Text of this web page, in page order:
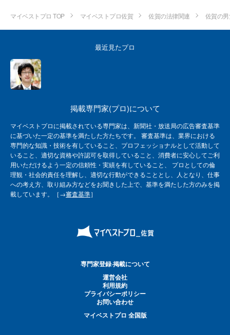
マイベストプロ TOP マイベストプロ佐賀 佐賀の法律関連 佐賀の
最近見たプロ
掲載専門家(プロ)について
マイベストプロに掲載されている専門家は、新聞社・放送局の広告審査基準
に基づいた一定の基準を満たした方たちです。 審査基準は、業界における
専門的な知識・技術を有していること、プロフェッショナルとして活動して
いること、適切な資格や許認可を取得していること、消費者に安心してご利
用いただけるよう一定の信頼性・実績を有していること、 プロとしての倫
理観・社会的責任を理解し、適切な行動ができることとし、人となり、仕事
への考え方、取り組み方などをお聞きした上で、基準を満たした方のみを掲
載しています。［→審査基準］
専門家登録·掲載について
運営会社
利用規約
プライバシーポリシー
お問い合わせ
マイベストプロ 全国版